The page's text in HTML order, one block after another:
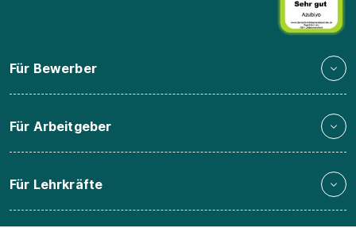
Für Bewerber
Für Arbeitgeber
Für Lehrkräfte